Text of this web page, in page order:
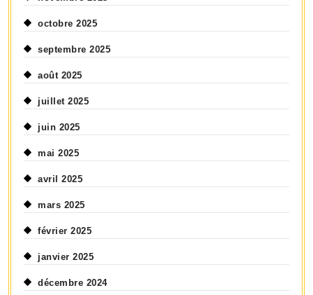
octobre 2025
septembre 2025
août 2025
juillet 2025
juin 2025
mai 2025
avril 2025
mars 2025
février 2025
janvier 2025
décembre 2024